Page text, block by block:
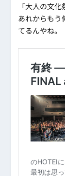
「大人の文化
あれからもう
てるんやね。